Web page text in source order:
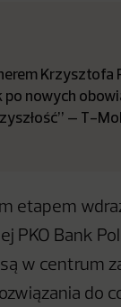
Krzysztofa
nowych
– T-
etapem
PKO Bank
w centrum
do